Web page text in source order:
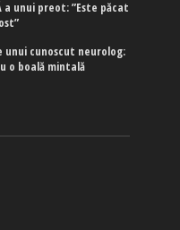
a unui preot: ”Este păcat
unui cunoscut neurolog:
o boală mintală